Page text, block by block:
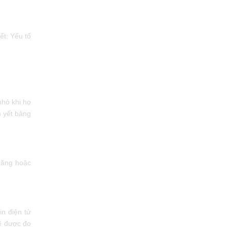
Yếu tố
khi họ
yết bảng
hoặc
điện tử
được đo